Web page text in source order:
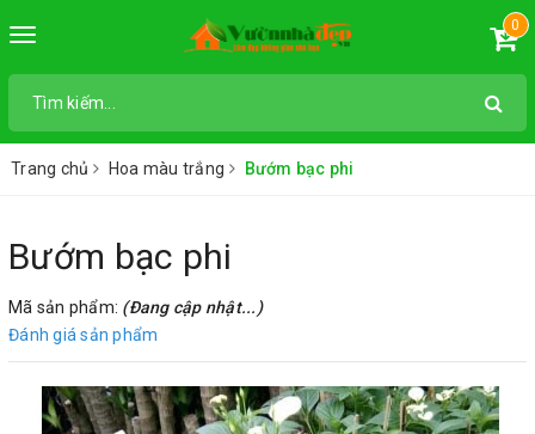
Toggle
0
Trang chủ Hoa màu trắng Bướm bạc phi
Bướm bạc phi
Mã sản phẩm: (Đang cập nhật...)
Đánh giá sản phẩm